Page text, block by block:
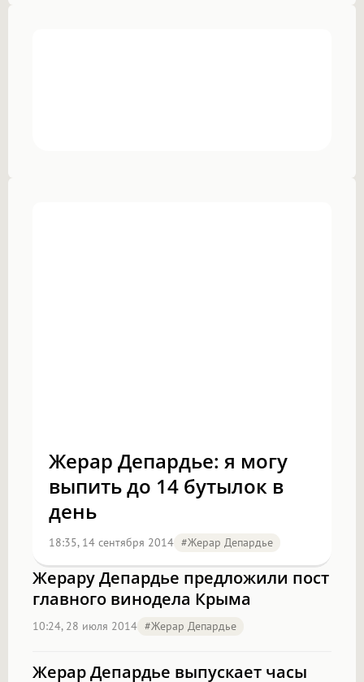
Жерар Депардье: я могу
выпить до 14 бутылок в
день
18:35, 14 сентября 2014 #Жерар Депардье
Жерару Депардье предложили пост
главного винодела Крыма
10:24, 28 июля 2014 #Жерар Депардье
Жерар Депардье выпускает часы